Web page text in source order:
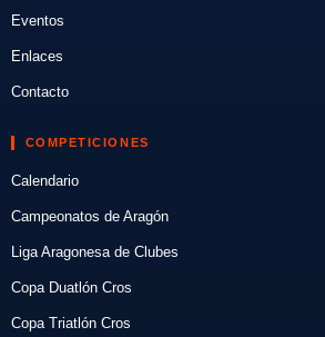
Eventos
Enlaces
Contacto
COMPETICIONES
Calendario
Campeonatos de Aragón
Liga Aragonesa de Clubes
Copa Duatlón Cros
Copa Triatlón Cros